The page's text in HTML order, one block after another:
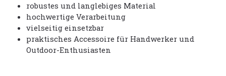
robustes und langlebiges Material
hochwertige Verarbeitung
vielseitig einsetzbar
praktisches Accessoire für Handwerker und
Outdoor-Enthusiasten